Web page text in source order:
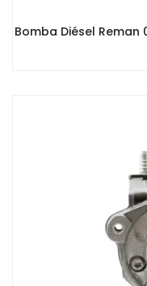
Bomba Diésel